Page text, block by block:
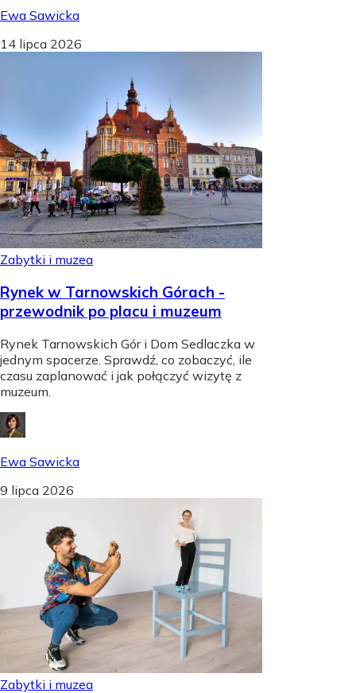
Ewa Sawicka
14 lipca 2026
Zabytki i muzea
Rynek w Tarnowskich Górach -
przewodnik po placu i muzeum
Rynek Tarnowskich Gór i Dom Sedlaczka w
jednym spacerze. Sprawdź, co zobaczyć, ile
czasu zaplanować i jak połączyć wizytę z
muzeum.
Ewa Sawicka
9 lipca 2026
Zabytki i muzea